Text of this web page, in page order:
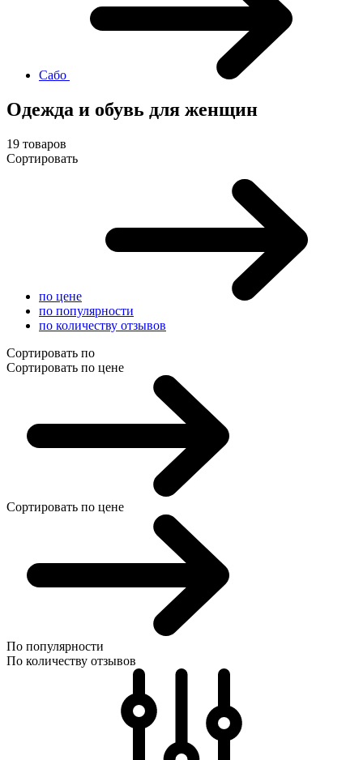
Сабо
Одежда и обувь для женщин
19 товаров
Сортировать
по цене
по популярности
по количеству отзывов
Сортировать по
Сортировать по цене
Сортировать по цене
По популярности
По количеству отзывов